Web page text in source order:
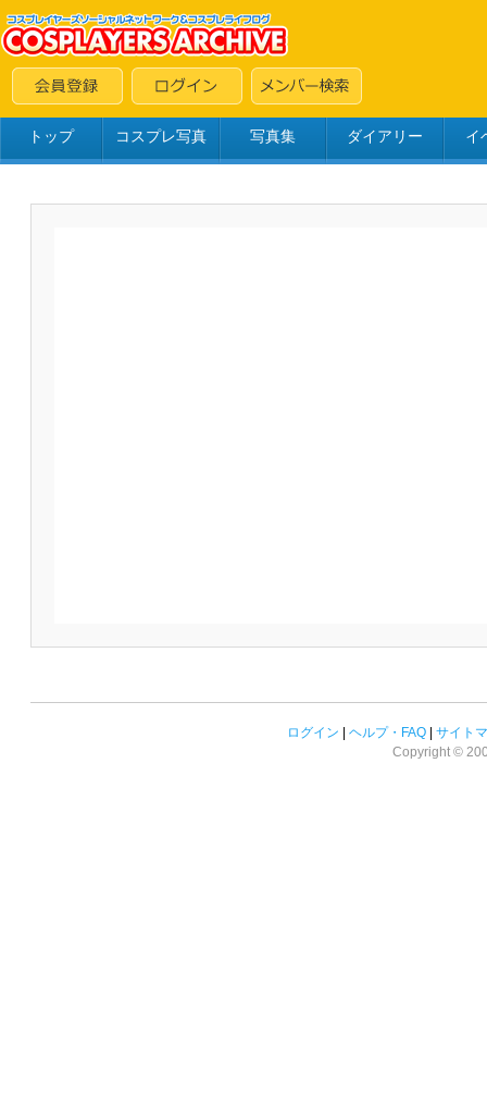
トップ コスプレ写真 写真集 ダイアリー イ
ログイン ヘルプ・FAQ
サイト
Copyright ©